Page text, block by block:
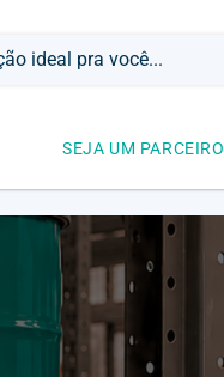
SEJA UM PARCEIRO